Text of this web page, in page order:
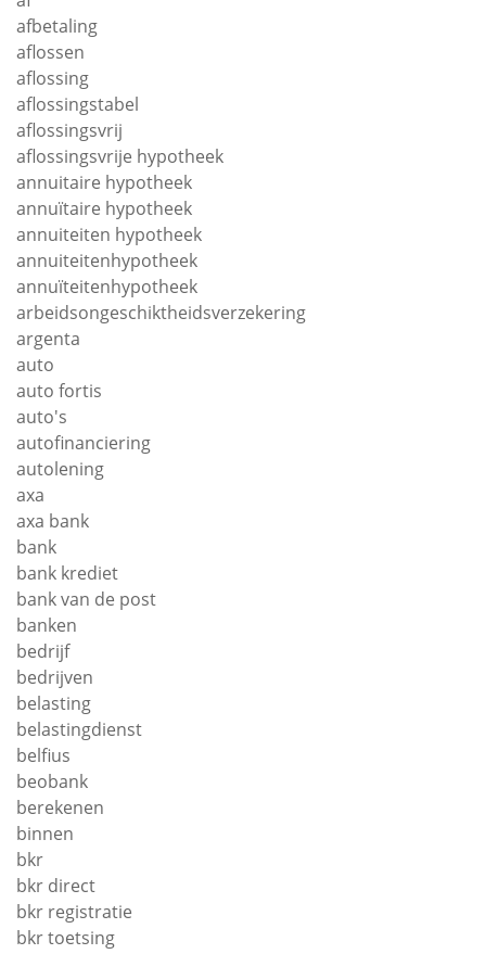
afbetaling
aflossen
aflossing
aflossingstabel
aflossingsvrij
aflossingsvrije hypotheek
annuitaire hypotheek
annuïtaire hypotheek
annuiteiten hypotheek
annuiteitenhypotheek
annuïteitenhypotheek
arbeidsongeschiktheidsverzekering
argenta
auto
auto fortis
auto's
autofinanciering
autolening
axa
axa bank
bank
bank krediet
bank van de post
banken
bedrijf
bedrijven
belasting
belastingdienst
belfius
beobank
berekenen
binnen
bkr
bkr direct
bkr registratie
bkr toetsing